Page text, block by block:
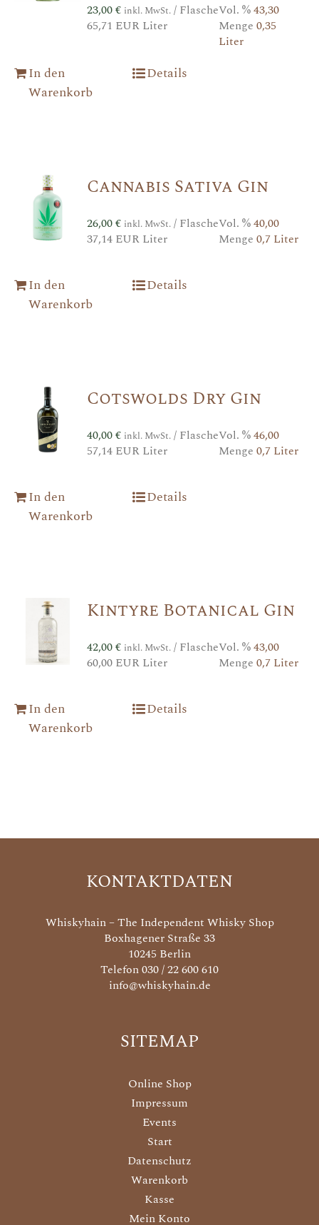
23,00€ inkl. MwSt./ Flasche
65,71 EUR Liter
Vol. %43,30
Menge 0,35
Liter
In den
Warenkorb
Details
Cannabis Sativa Gin
26,00€ inkl. MwSt./ Flasche
37,14 EUR Liter
Vol. %40,00
Menge 0,7 Liter
In den
Warenkorb
Details
Cotswolds Dry Gin
40,00€ inkl. MwSt./ Flasche
57,14 EUR Liter
Vol. %46,00
Menge 0,7 Liter
In den
Warenkorb
Details
Kintyre Botanical Gin
42,00€ inkl. MwSt./ Flasche
60,00 EUR Liter
Vol. %43,00
Menge 0,7 Liter
In den
Warenkorb
Details
KONTAKTDATEN
Whiskyhain – The Independent Whisky Shop
Boxhagener Straße 33
10245 Berlin
Telefon 030 / 22 600 610
info@whiskyhain.de
SITEMAP
Online Shop
Impressum
Events
Start
Datenschutz
Warenkorb
Kasse
Mein Konto